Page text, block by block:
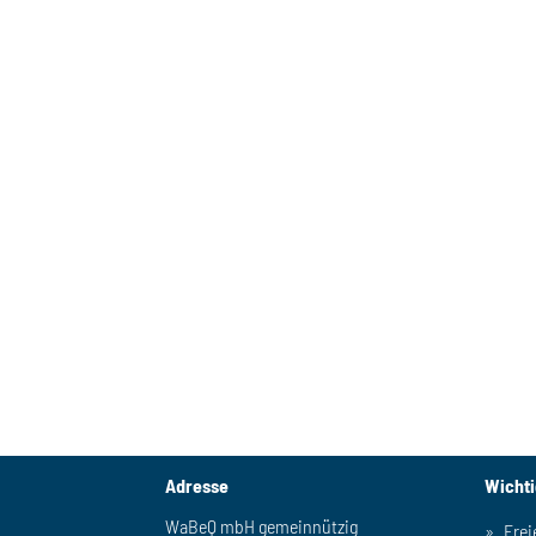
Adresse
WaBeQ mbH gemeinnützig